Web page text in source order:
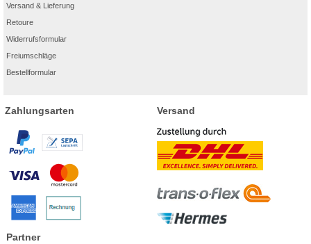
Versand & Lieferung
Retoure
Widerrufsformular
Freiumschläge
Bestellformular
Zahlungsarten Versand
Partner